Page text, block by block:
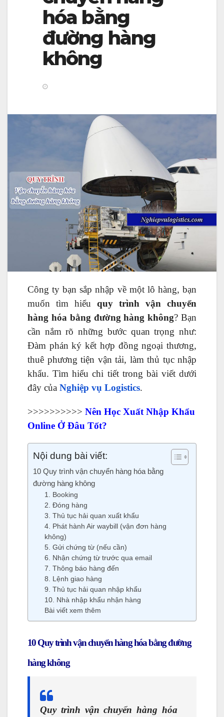
n
hóa bằng
đường hàng
không
Công ty bạn sắp nhập về một lô hàng, bạn
muốn tìm hiểu quy trình vận chuyển
hàng hóa bằng đường hàng không? Bạn
cần nắm rõ những bước quan trọng như:
Đàm phán ký kết hợp đồng ngoại thương,
thuê phương tiện vận tải, làm thủ tục nhập
khẩu.Tìm hiểu chi tiết trong bài viết dưới
đây của Nghiệp vụ Logistics.
>>>>>>>>>> Nên Học Xuất Nhập Khẩu
Online Ở Đâu Tốt?
Nội dung bài viết:
10 Quy trình vận chuyển hàng hóa bằng
đường hàng không
1. Booking
2. Đóng hàng
3. Thủ tục hải quan xuất khẩu
4. Phát hành Air waybill (vận đơn hàng
không)
5. Gửi chứng từ (nếu cần)
6. Nhận chứng từ trước qua email
7. Thông báo hàng đến
8. Lệnh giao hàng
9. Thủ tục hải quan nhập khẩu
10. Nhà nhập khẩu nhận hàng
Bài viết xem thêm
10 Quy trình vận chuyển hàng hóa bằng đường
hàng không
Quy trình vận chuyển hàng hóa